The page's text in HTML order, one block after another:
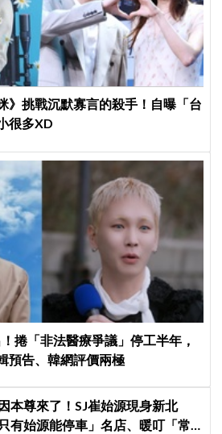
》挑戰沉默寡言的殺手！自曝「台
很多XD
捲「非法醫療爭議」停工半年，
預告、韓網評價兩極
本尊來了！SJ崔始源現身新北
只有始源能停車」名店、暖叮「常